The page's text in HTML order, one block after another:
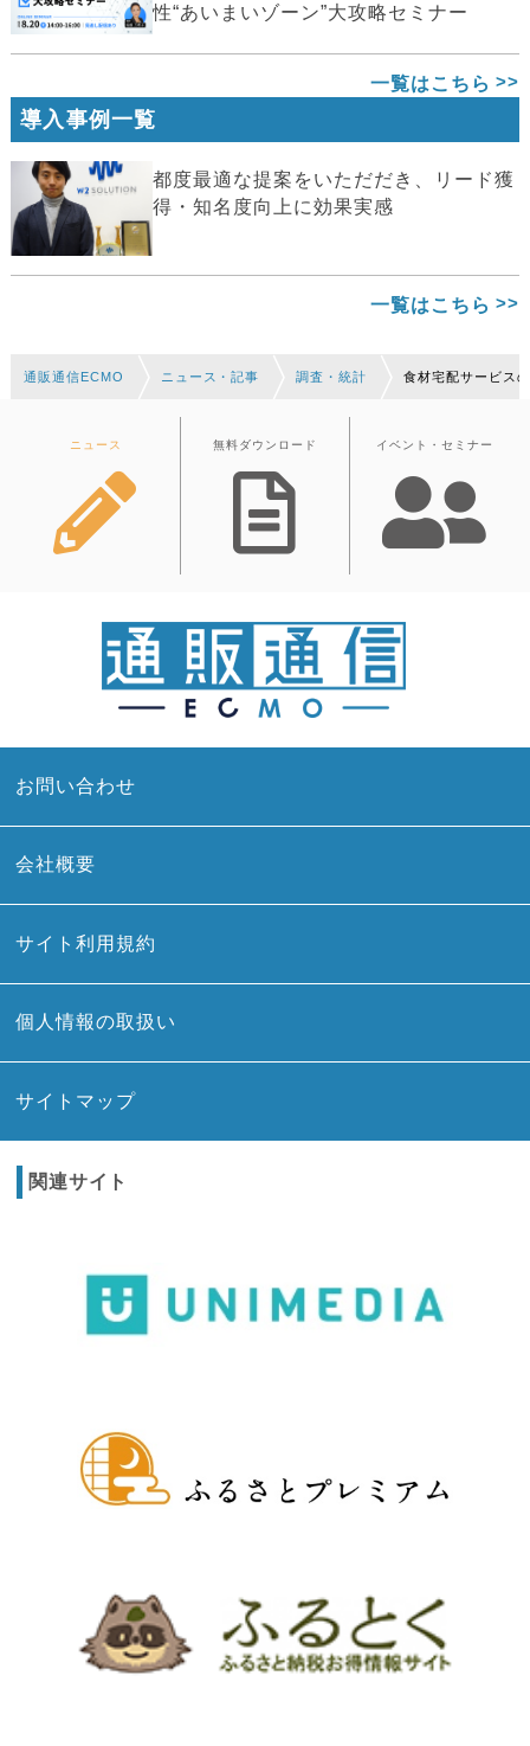
性“あいまいゾーン”大攻略セミナー
一覧はこちら
導入事例一覧
都度最適な提案をいただだき、リード獲
得・知名度向上に効果実感
一覧はこちら
通販通信ECMO ニュース・記事 調査・統計 食材宅配サービス
ニュース 無料ダウンロード イベント・セミナー
お問い合わせ
会社概要
サイト利用規約
個人情報の取扱い
サイトマップ
関連サイト